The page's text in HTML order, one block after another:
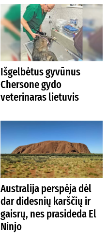
Išgelbėtus gyvūnus
Chersone gydo
veterinaras lietuvis
Australija perspėja dėl
dar didesnių karščių ir
gaisrų, nes prasideda El
Ninjo